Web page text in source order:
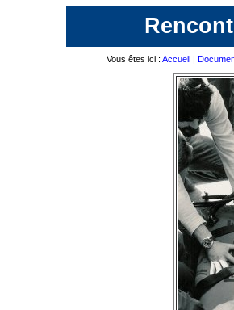
Vous êtes ici : Accueil|